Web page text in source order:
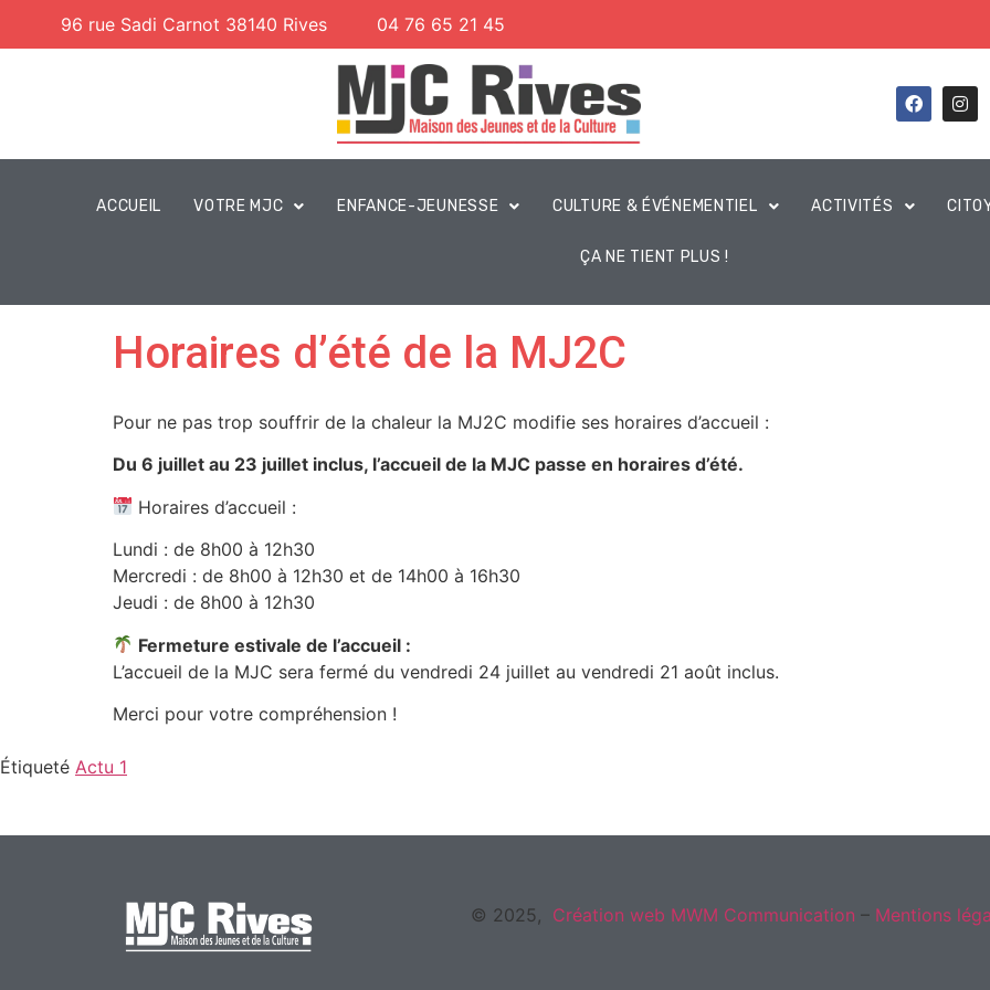
96 rue Sadi Carnot 38140 Rives 04 76 65 21 45
ACCUEIL VOTRE MJC ENFANCE-JEUNESSE CULTURE & ÉVÉNEMENTIEL ACTIVITÉS
ÇA NE TIENT PLUS !
Horaires d’été de la MJ2C
Pour ne pas trop souffrir de la chaleur la MJ2C modifie ses horaires d’accueil :
Du 6 juillet au 23 juillet inclus, l’accueil de la MJC passe en horaires d’été.
Horaires d’accueil :
Lundi : de 8h00 à 12h30
Mercredi : de 8h00 à 12h30 et de 14h00 à 16h30
Jeudi : de 8h00 à 12h30
Fermeture estivale de l’accueil :
L’accueil de la MJC sera fermé du vendredi 24 juillet au vendredi 21 août inclus.
Merci pour votre compréhension !
Étiqueté Actu 1
© 2025, Création web MWM Communication – Mentions